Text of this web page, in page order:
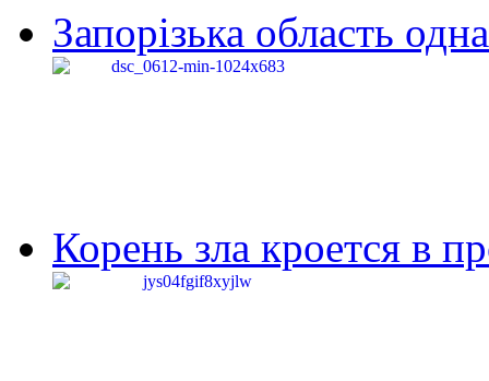
Запорізька область
Корень зла кроется в